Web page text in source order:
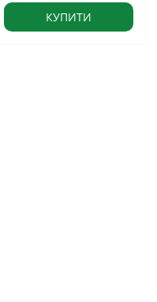
КУПИТИ